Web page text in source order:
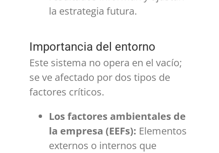
la estrategia futura.
Importancia del entorno
Este sistema no opera en el vacío;
se ve afectado por dos tipos de
factores críticos.
Los factores ambientales de
la empresa (EEFs): Elementos
externos o internos que